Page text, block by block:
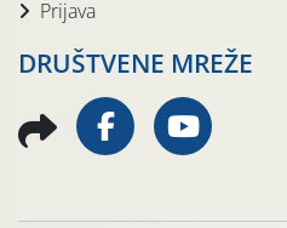
Prijava
DRUŠTVENE MREŽE